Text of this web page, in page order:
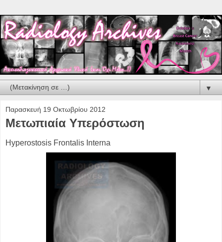
▼
Παρασκευή 19 Οκτωβρίου 2012
Μετωπιαία Υπερόστωση
Hyperostosis Frontalis Interna